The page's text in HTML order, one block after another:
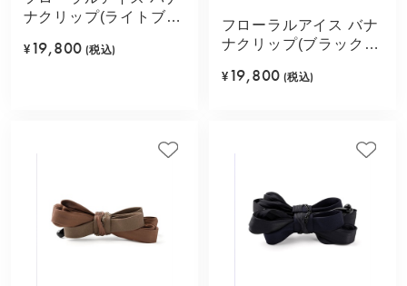
ナクリップ(ライトブル
¥ 19,800 (税込)
フローラルアイス バナ
ナクリップ(ブラックミ
¥ 19,800 (税込)